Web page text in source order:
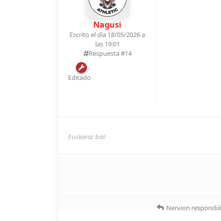
Nagusi
Escrito el día 18/05/2026 a
las 19:01
Respuesta #14
Editado
Euskaraz bai!
Nervion